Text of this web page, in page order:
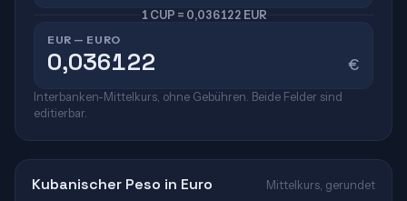
1 CUP = 0,036122 EUR
EUR — EURO
€
Interbanken-Mittelkurs, ohne Gebühren. Beide Felder sind
editierbar.
Kubanischer Peso in Euro Mittelkurs, gerundet